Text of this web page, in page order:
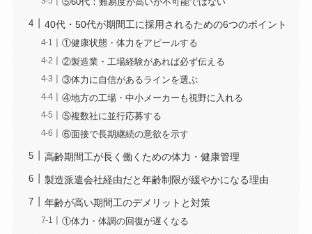
⑤60代：難易度が高いが不可能ではない
40代・50代が期間工に採用されるための6つのポイント
①健康状態・体力をアピールする
②製造業・工場経験があれば必ず伝える
③体力に自信があるラインを選ぶ
④地方の工場・中小メーカーも視野に入れる
⑤複数社に並行応募する
⑥面接で長期継続の意欲を示す
高齢期間工が長く働くための体力・健康管理
製造派遣会社経由だと年齢制限が緩やかになる理由
年齢が高い期間工のデメリットと対策
①体力・体調の回復が遅くなる